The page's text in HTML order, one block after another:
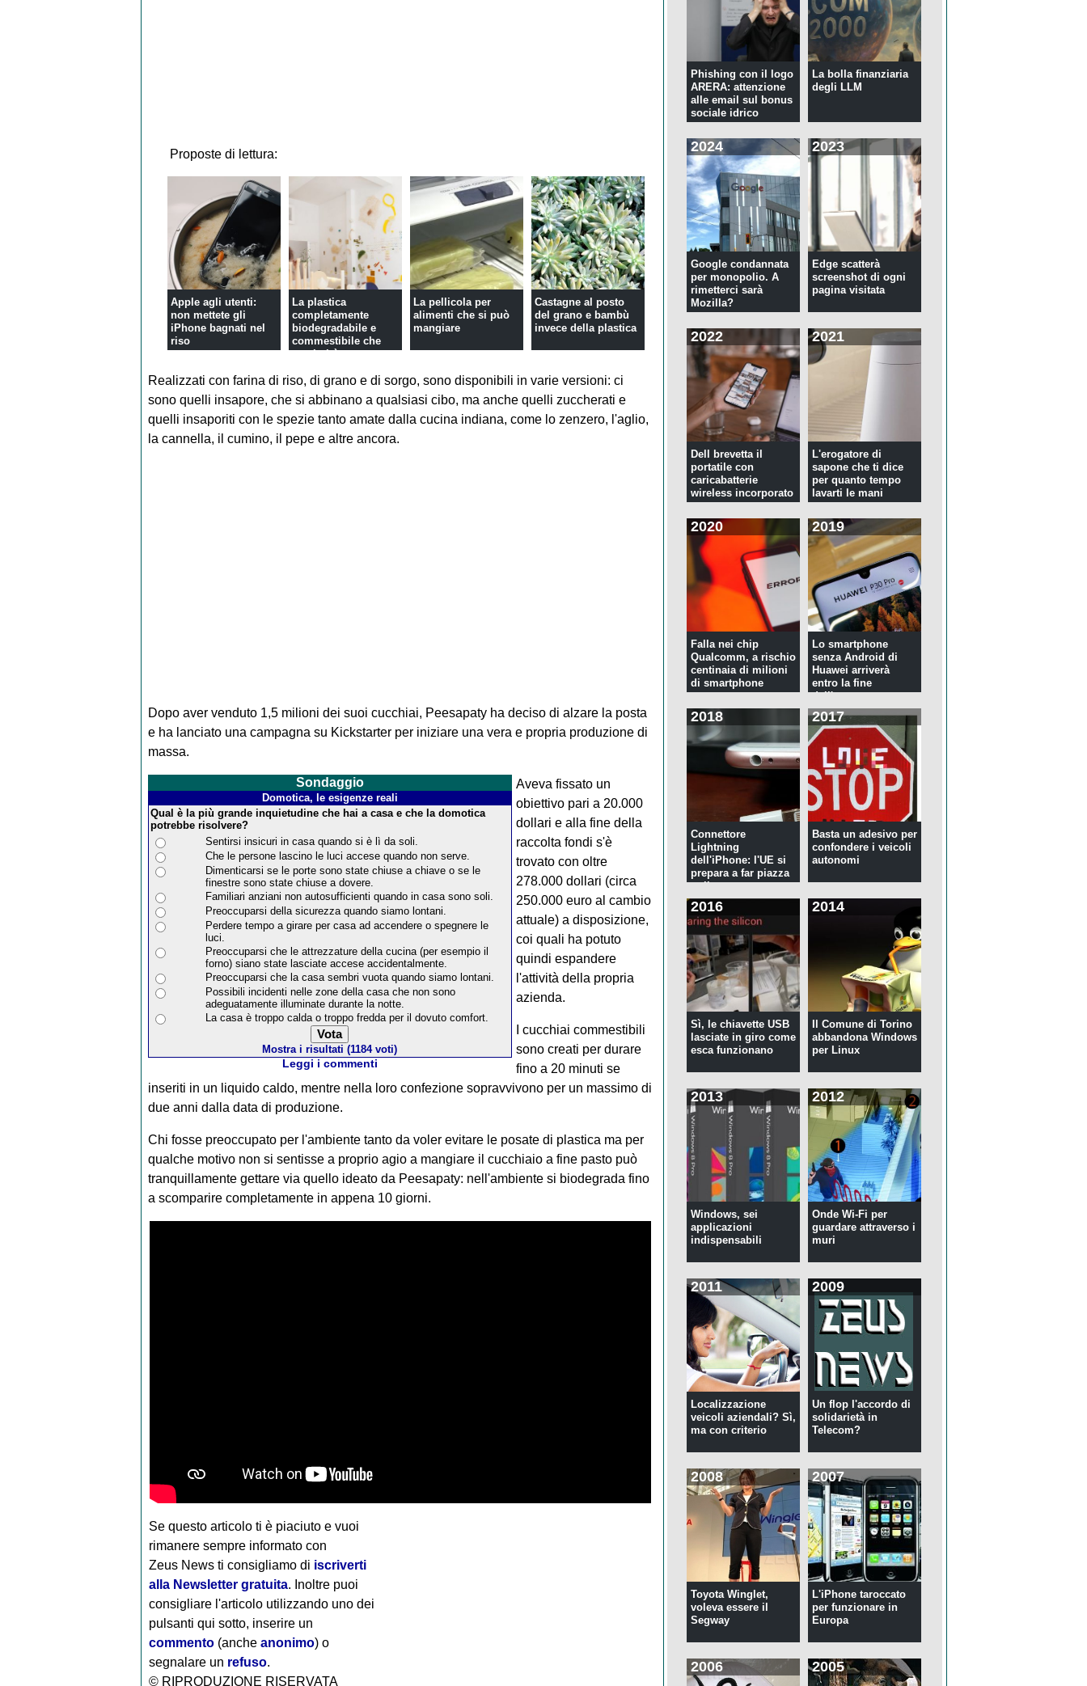
Proposte di lettura:
Apple agli utenti:
non mettete gli
iPhone bagnati nel
riso
La plastica
completamente
biodegradabile e
commestibile che
sostituirà tutt...
La pellicola per
alimenti che si può
mangiare
Castagne al posto
del grano e bambù
invece della plastica
Realizzati con farina di riso, di grano e di sorgo, sono disponibili in varie versioni: ci
sono quelli insapore, che si abbinano a qualsiasi cibo, ma anche quelli zuccherati e
quelli insaporiti con le spezie tanto amate dalla cucina indiana, come lo zenzero, l'aglio,
la cannella, il cumino, il pepe e altre ancora.
Dopo aver venduto 1,5 milioni dei suoi cucchiai, Peesapaty ha deciso di alzare la posta
e ha lanciato una campagna su Kickstarter per iniziare una vera e propria produzione di
massa.
Sondaggio
Domotica, le esigenze reali
Qual è la più grande inquietudine che hai a casa e che la domotica
potrebbe risolvere?
Sentirsi insicuri in casa quando si è lì da soli.
Che le persone lascino le luci accese quando non serve.
Dimenticarsi se le porte sono state chiuse a chiave o se le
finestre sono state chiuse a dovere.
Familiari anziani non autosufficienti quando in casa sono soli.
Preoccuparsi della sicurezza quando siamo lontani.
Perdere tempo a girare per casa ad accendere o spegnere le
luci.
Preoccuparsi che le attrezzature della cucina (per esempio il
forno) siano state lasciate accese accidentalmente.
Preoccuparsi che la casa sembri vuota quando siamo lontani.
Possibili incidenti nelle zone della casa che non sono
adeguatamente illuminate durante la notte.
La casa è troppo calda o troppo fredda per il dovuto comfort.
Mostra i risultati (1184 voti)
Leggi i commenti
Aveva fissato un
obiettivo pari a 20.000
dollari e alla fine della
raccolta fondi s'è
trovato con oltre
278.000 dollari (circa
250.000 euro al cambio
attuale) a disposizione,
coi quali ha potuto
quindi espandere
l'attività della propria
azienda.
I cucchiai commestibili
sono creati per durare
fino a 20 minuti se
inseriti in un liquido caldo, mentre nella loro confezione sopravvivono per un massimo di
due anni dalla data di produzione.
Chi fosse preoccupato per l'ambiente tanto da voler evitare le posate di plastica ma per
qualche motivo non si sentisse a proprio agio a mangiare il cucchiaio a fine pasto può
tranquillamente gettare via quello ideato da Peesapaty: nell'ambiente si biodegrada fino
a scomparire completamente in appena 10 giorni.
Se questo articolo ti è piaciuto e vuoi
rimanere sempre informato con
Zeus News ti consigliamo di iscriverti
alla Newsletter gratuita. Inoltre puoi
consigliare l'articolo utilizzando uno dei
pulsanti qui sotto, inserire un
commento(anche anonimo) o
segnalare un refuso.
© RIPRODUZIONE RISERVATA
Phishing con il logo
ARERA: attenzione
alle email sul bonus
sociale idrico
La bolla finanziaria
degli LLM
2024
Google condannata
per monopolio. A
rimetterci sarà
Mozilla?
2023
Edge scatterà
screenshot di ogni
pagina visitata
2022
Dell brevetta il
portatile con
caricabatterie
wireless incorporato
2021
L'erogatore di
sapone che ti dice
per quanto tempo
lavarti le mani
2020
Falla nei chip
Qualcomm, a rischio
centinaia di milioni
di smartphone
2019
Lo smartphone
senza Android di
Huawei arriverà
entro la fine
dell'anno
2018
Connettore
Lightning
dell'iPhone: l'UE si
prepara a far piazza
pulita
2017
Basta un adesivo per
confondere i veicoli
autonomi
2016
Sì, le chiavette USB
lasciate in giro come
esca funzionano
2014
Il Comune di Torino
abbandona Windows
per Linux
2013
Windows, sei
applicazioni
indispensabili
2012
Onde Wi-Fi per
guardare attraverso i
muri
2011
Localizzazione
veicoli aziendali? Sì,
ma con criterio
2009
Un flop l'accordo di
solidarietà in
Telecom?
2008
Toyota Winglet,
voleva essere il
Segway
2007
L'iPhone taroccato
per funzionare in
Europa
2006 2005